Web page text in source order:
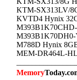
KTM-SX313LV/
KVTD4 Hynix
M393B1K70DH0-
M788D Hynix
MEM-DR464L-
Memory